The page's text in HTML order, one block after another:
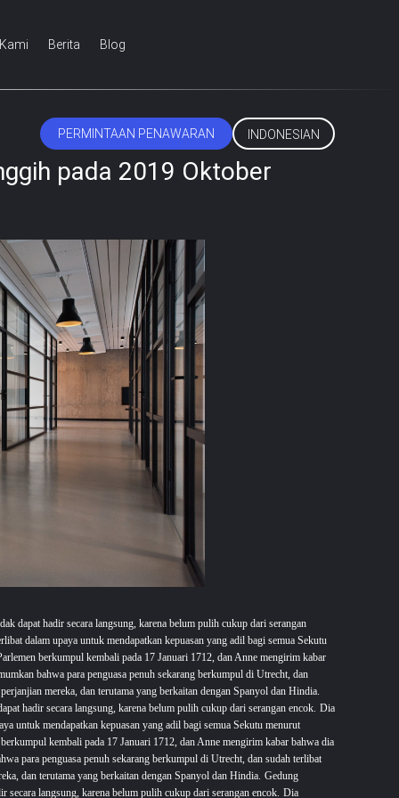
Berita Blog
PERMINTAAN PENAWARAN INDONESIAN
pada 2019 Oktober
dapat hadir secara langsung, karena belum pulih cukup dari serangan
dalam upaya untuk mendapatkan kepuasan yang adil bagi semua Sekutu
berkumpul kembali pada 17 Januari 1712, dan Anne mengirim kabar
bahwa para penguasa penuh sekarang berkumpul di Utrecht, dan
mereka, dan terutama yang berkaitan dengan Spanyol dan Hindia.
hadir secara langsung, karena belum pulih cukup dari serangan encok. Dia
untuk mendapatkan kepuasan yang adil bagi semua Sekutu menurut
kembali pada 17 Januari 1712, dan Anne mengirim kabar bahwa dia
para penguasa penuh sekarang berkumpul di Utrecht, dan sudah terlibat
dan terutama yang berkaitan dengan Spanyol dan Hindia. Gedung
langsung, karena belum pulih cukup dari serangan encok. Dia